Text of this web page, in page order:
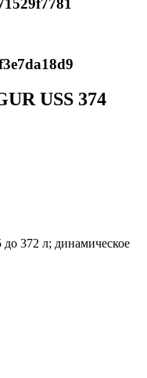
USS 374
372 л; динамическое